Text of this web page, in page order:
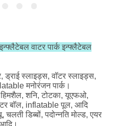
वाटर पार्क इन्फ्लैटेबल
ड्राई स्लाइड्स, वॉटर स्लाइड्स,
मनोरंजन पार्क।
शनि, टोटका, यूएफओ,
बॉल, inflatable पूल, आदि
डिब्बों, पदोन्नति मोल्ड, एयर